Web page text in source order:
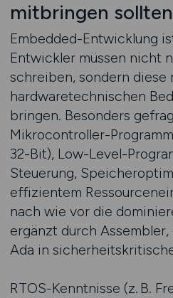
mitbringen sollten
Embedded-Entwicklung
Entwickler müssen nicht
schreiben, sondern diese
hardwaretechnischen
bringen. Besonders
Mikrocontroller-
32-Bit), Low-Level-
Steuerung,
effizientem
nach wie vor die
ergänzt durch
Ada in
RTOS-Kenntnisse (z. B.